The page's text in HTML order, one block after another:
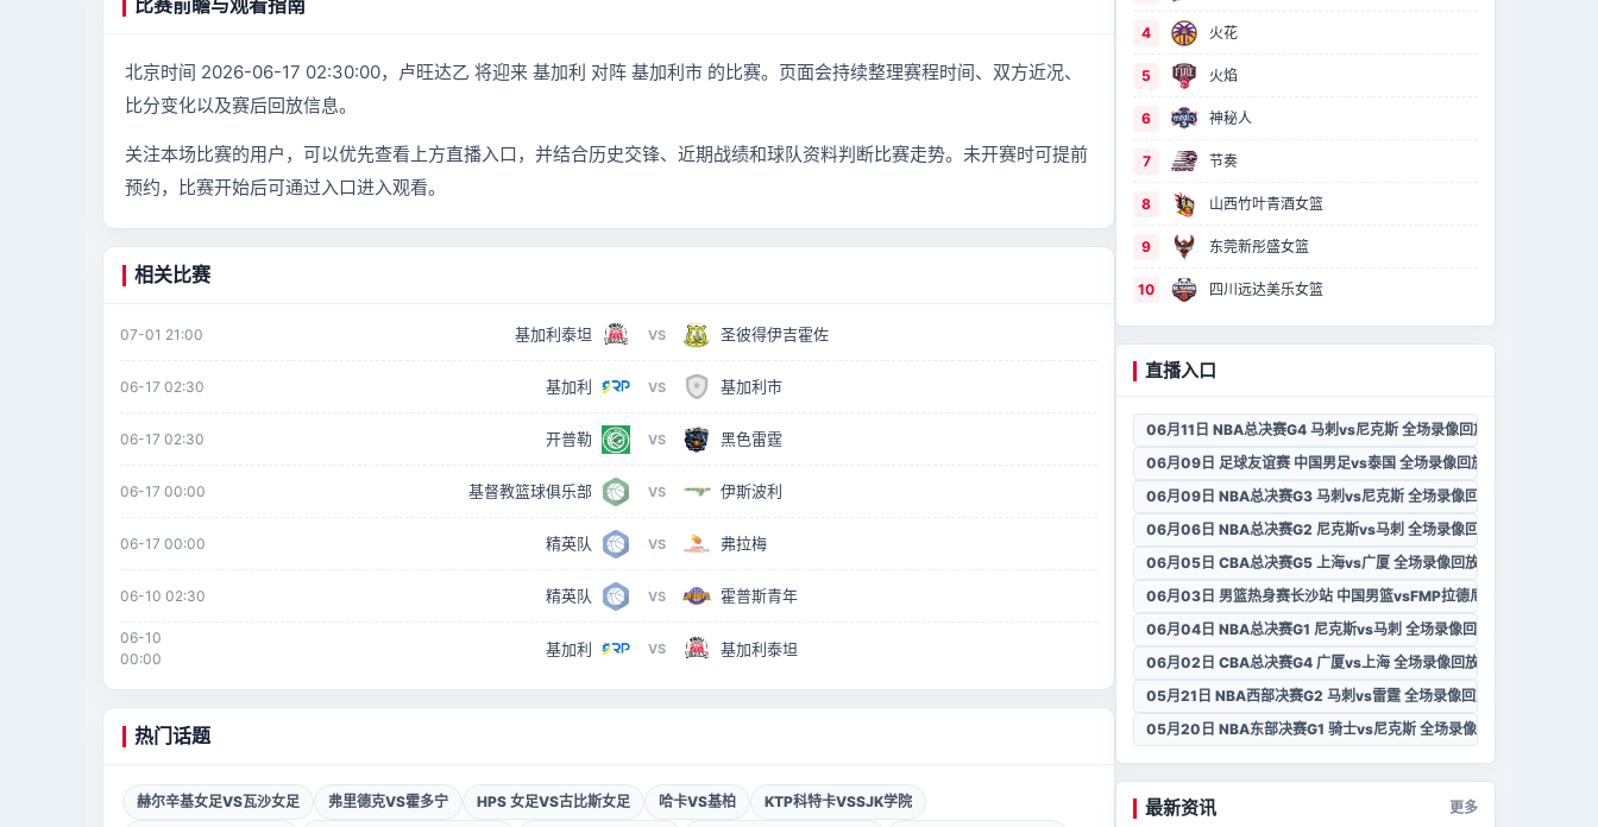
比赛前瞻与观看指南
北京时间 2026-06-17 02:30:00，卢旺达乙 将迎来 基加利 对阵 基加利市 的比赛。页面会持续整理赛程时间、双方近况、
比分变化以及赛后回放信息。
关注本场比赛的用户，可以优先查看上方直播入口，并结合历史交锋、近期战绩和球队资料判断比赛走势。未开赛时可提前
预约，比赛开始后可通过入口进入观看。
相关比赛
07-01 21:00 基加利泰坦 VS 圣彼得伊吉霍佐
06-17 02:30 基加利 VS 基加利市
06-17 02:30 开普勒 VS 黑色雷霆
06-17 00:00 基督教篮球俱乐部 VS 伊斯波利
06-17 00:00 精英队 VS 弗拉梅
06-10 02:30 精英队 VS 霍普斯青年
06-10
00:00
基加利 VS 基加利泰坦
热门话题
赫尔辛基女足VS瓦沙女足 弗里德克VS霍多宁 HPS 女足VS古比斯女足 哈卡VS基柏
KTP科特卡VSSJK学院
4 火花
5 火焰
6 神秘人
7 节奏
8 山西竹叶青酒女篮
9 东莞新彤盛女篮
10 四川远达美乐女篮
直播入口
06月11日 NBA总决赛G4 马刺vs尼克斯 全场录像回放
06月09日 足球友谊赛 中国男足vs泰国 全场录像回放
06月09日 NBA总决赛G3 马刺vs尼克斯 全场录像回放
06月06日 NBA总决赛G2 尼克斯vs马刺 全场录像回放
06月05日 CBA总决赛G5 上海vs广厦 全场录像回放
06月03日 男篮热身赛长沙站 中国男篮vsFMP拉德尼基 全场录像回放
06月04日 NBA总决赛G1 尼克斯vs马刺 全场录像回放
06月02日 CBA总决赛G4 广厦vs上海 全场录像回放
05月21日 NBA西部决赛G2 马刺vs雷霆 全场录像回放
05月20日 NBA东部决赛G1 骑士vs尼克斯 全场录像回放
最新资讯 更多